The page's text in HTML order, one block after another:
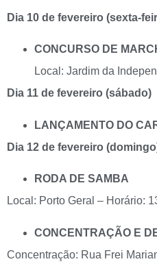
Dia 10 de fevereiro (sexta-
CONCURSO DE
Local: Jardim da
Dia 11 de fevereiro (sábado)
LANÇAMENTO DO
Dia 12 de fevereiro
RODA DE SAMBA
Local: Porto Geral – Horário:
CONCENTRAÇÃO E
Concentração: Rua Frei